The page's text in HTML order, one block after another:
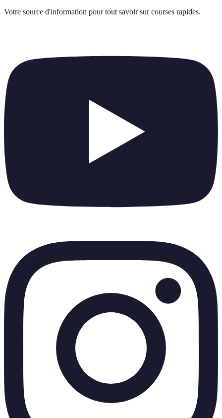
Votre source d'information pour tout savoir sur courses rapides.